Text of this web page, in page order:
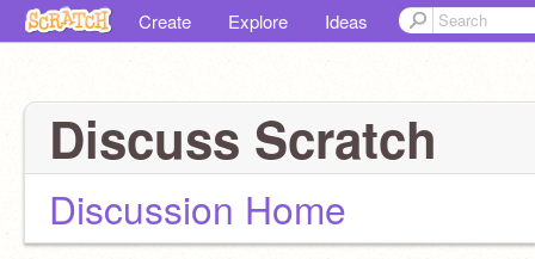
Create Explore Ideas
Discuss Scratch
Discussion Home